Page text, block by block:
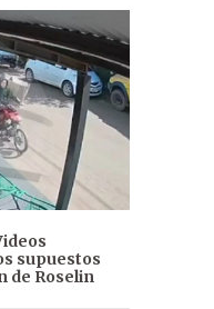
supuestos
de Roselin